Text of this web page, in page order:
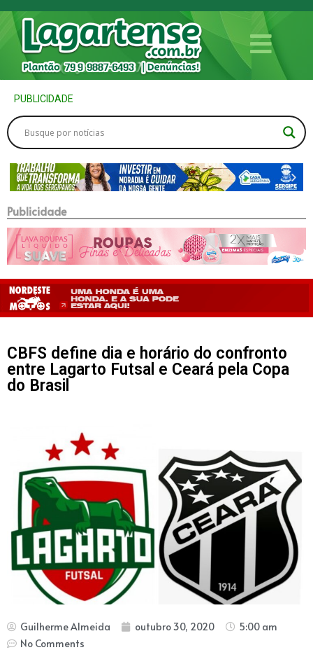
PUBLICIDADE
Publicidade
CBFS define dia e horário do confronto
entre Lagarto Futsal e Ceará pela Copa
do Brasil
Guilherme Almeida outubro 30, 2020
5:00 am
No Comments